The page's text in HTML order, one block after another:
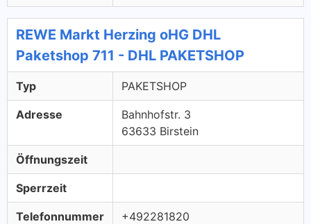
REWE Markt Herzing oHG DHL
Paketshop 711 - DHL PAKETSHOP
Typ PAKETSHOP
Adresse
Bahnhofstr. 3
63633 Birstein
Öffnungszeit
Sperrzeit
Telefonnummer +492281820